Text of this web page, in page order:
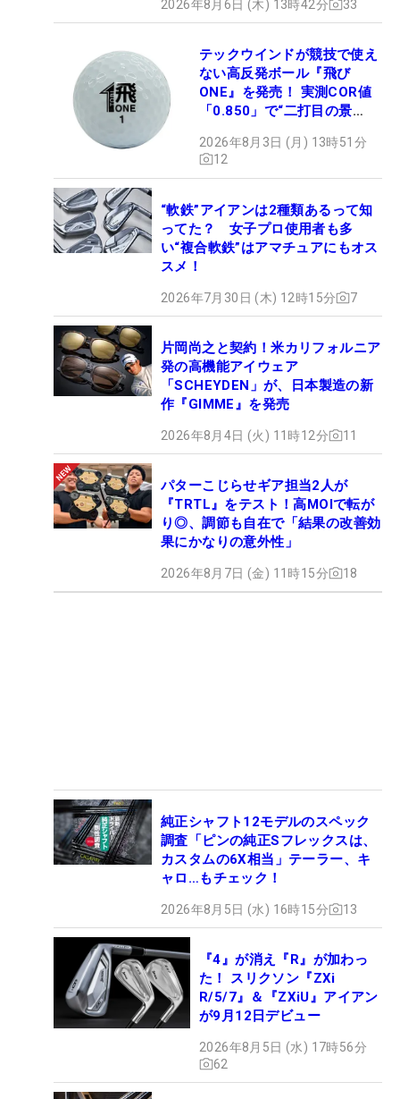
2026年8月6日 (木) 13時42分 33
テックウインドが競技で使え
ない高反発ボール『飛び
ONE』を発売！ 実測COR値
「0.850」で“二打目の景
2026年8月3日 (月) 13時51分
12
“軟鉄”アイアンは2種類あるって知
ってた？ 女子プロ使用者も多
い“複合軟鉄”はアマチュアにもオス
スメ！
2026年7月30日 (木) 12時15分 7
片岡尚之と契約！米カリフォルニア
発の高機能アイウェア
「SCHEYDEN」が、日本製造の新
作『GIMME』を発売
2026年8月4日 (火) 11時12分 11
パターこじらせギア担当2人が
『TRTL』をテスト！高MOIで転が
り◎、調節も自在で「結果の改善効
果にかなりの意外性」
2026年8月7日 (金) 11時15分 18
純正シャフト12モデルのスペック
調査「ピンの純正Sフレックスは、
カスタムの6X相当」テーラー、キ
ャロ…もチェック！
2026年8月5日 (水) 16時15分 13
『4』が消え『R』が加わっ
た！ スリクソン『ZXi
R/5/7』＆『ZXiU』アイアン
が9月12日デビュー
2026年8月5日 (水) 17時56分
62